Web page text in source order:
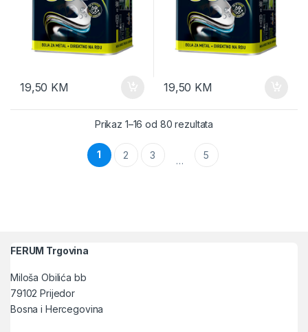
19,50 KM 19,50 KM
Prikaz 1–16 od 80 rezultata
1 2 3 … 5
FERUM Trgovina
Miloša Obilića bb
79102 Prijedor
Bosna i Hercegovina